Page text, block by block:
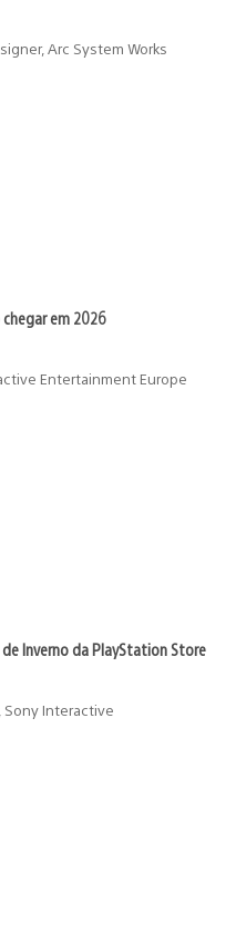
Arc System Works
em 2026
Entertainment Europe
Inverno da PlayStation Store
Sony Interactive